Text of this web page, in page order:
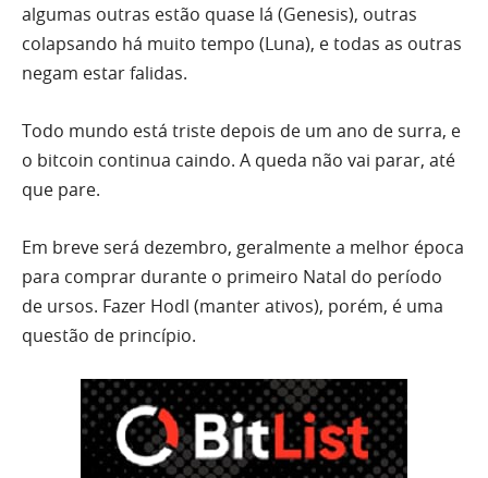
algumas outras estão quase lá (Genesis), outras
colapsando há muito tempo (Luna), e todas as outras
negam estar falidas.
Todo mundo está triste depois de um ano de surra, e
o bitcoin continua caindo. A queda não vai parar, até
que pare.
Em breve será dezembro, geralmente a melhor época
para comprar durante o primeiro Natal do período
de ursos. Fazer Hodl (manter ativos), porém, é uma
questão de princípio.